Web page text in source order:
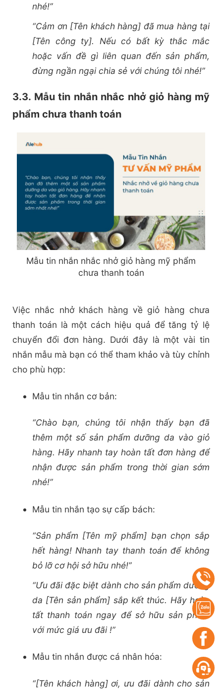
nhé!”
“Cảm ơn [Tên khách hàng] đã mua hàng tại
[Tên công ty]. Nếu có bất kỳ thắc mắc
hoặc vấn đề gì liên quan đến sản phẩm,
đừng ngần ngại chia sẻ với chúng tôi nhé!”
3.3. Mẫu tin nhắn nhắc nhở giỏ hàng mỹ
phẩm chưa thanh toán
Mẫu tin nhắn nhắc nhở giỏ hàng mỹ phẩm
chưa thanh toán
Việc nhắc nhở khách hàng về giỏ hàng chưa
thanh toán là một cách hiệu quả để tăng tỷ lệ
chuyển đổi đơn hàng. Dưới đây là một vài tin
nhắn mẫu mà bạn có thể tham khảo và tùy chỉnh
cho phù hợp:
Mẫu tin nhắn cơ bản:
“Chào bạn, chúng tôi nhận thấy bạn đã
thêm một số sản phẩm dưỡng da vào giỏ
hàng. Hãy nhanh tay hoàn tất đơn hàng để
nhận được sản phẩm trong thời gian sớm
nhé!”
Mẫu tin nhắn tạo sự cấp bách:
“Sản phẩm [Tên mỹ phẩm] bạn chọn sắp
hết hàng! Nhanh tay thanh toán để không
bỏ lỡ cơ hội sở hữu nhé!”
“Ưu đãi đặc biệt dành cho sản phẩm dưỡng
da [Tên sản phẩm] sắp kết thúc. Hãy hoàn
tất thanh toán ngay để sở hữu sản phẩm
với mức giá ưu đãi !”
Mẫu tin nhắn được cá nhân hóa:
“[Tên khách hàng] ơi, ưu đãi dành cho sản